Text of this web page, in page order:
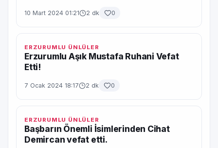
10 Mart 2024 01:21 2 dk 0
ERZURUMLU ÜNLÜLER
Erzurumlu Aşık Mustafa Ruhani Vefat
Etti!
7 Ocak 2024 18:17 2 dk 0
ERZURUMLU ÜNLÜLER
Başbarın Önemli İsimlerinden Cihat
Demircan vefat etti.